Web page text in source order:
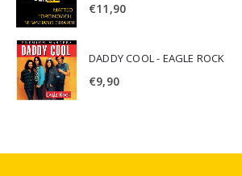
€11,90
DADDY COOL - EAGLE ROCK
€9,90